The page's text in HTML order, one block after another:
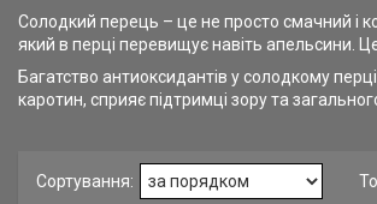
Солодкий перець – це не просто смачний і
який в перці перевищує навіть апельсини.
Багатство антиоксидантів у солодкому
каротин, сприяє підтримці зору та